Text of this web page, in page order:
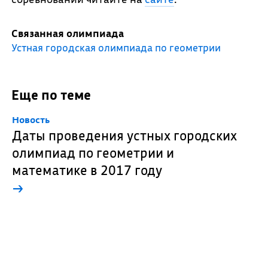
Связанная олимпиада
Устная городская олимпиада по геометрии
Еще по теме
Новость
Даты проведения устных городских
олимпиад по геометрии и
математике в 2017 году
→